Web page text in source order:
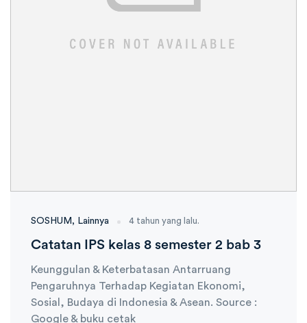
SOSHUM Lainnya 4 tahun yang lalu.
Catatan IPS kelas 8 semester 2 bab 3
Keunggulan & Keterbatasan Antarruang
Pengaruhnya Terhadap Kegiatan Ekonomi,
Sosial, Budaya di Indonesia & Asean. Source :
Google & buku cetak